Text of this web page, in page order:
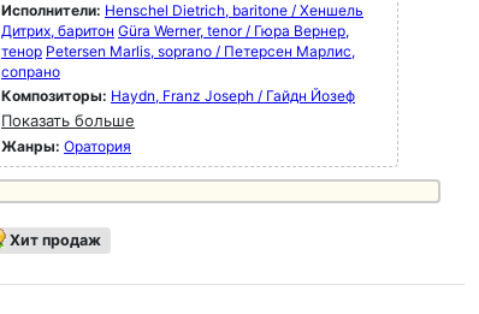
Исполнители: Henschel Dietrich, baritone / Хеншель
Дитрих, баритон Güra Werner, tenor / Гюра Вернер,
тенор Petersen Marlis, soprano / Петерсен Марлис,
сопрано
Композиторы: Haydn, Franz Joseph / Гайдн Йозеф
Показать больше
Жанры: Оратория
Хит продаж